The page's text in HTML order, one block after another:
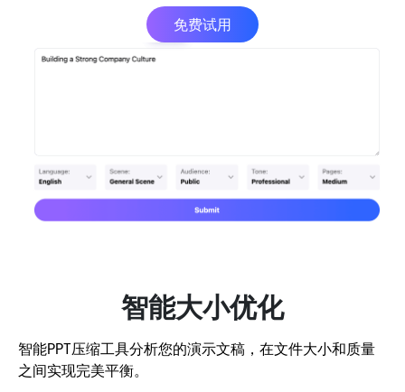
免费试用
智能大小优化
智能PPT压缩工具分析您的演示文稿，在文件大小和质量
之间实现完美平衡。